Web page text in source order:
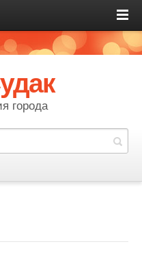
города